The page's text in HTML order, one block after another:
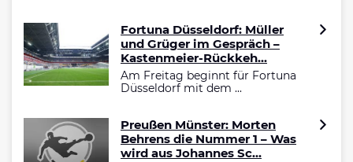
Fortuna Düsseldorf: Müller
und Grüger im Gespräch –
Kastenmeier-Rückkeh...
Am Freitag beginnt für Fortuna
Düsseldorf mit dem ...
Preußen Münster: Morten
Behrens die Nummer 1 – Was
wird aus Johannes Sc...